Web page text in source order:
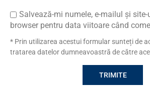
Salvează-mi numele, e-mailul și
browser pentru data viitoare când
* Prin utilizarea acestui formular sunteți de
tratarea datelor dumneavoastră de către